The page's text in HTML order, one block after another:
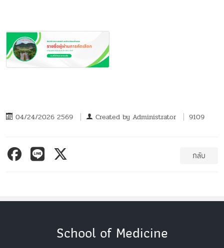
04/24/2026 2569 Created by Administrator 9109
กลับ
School of Medicine